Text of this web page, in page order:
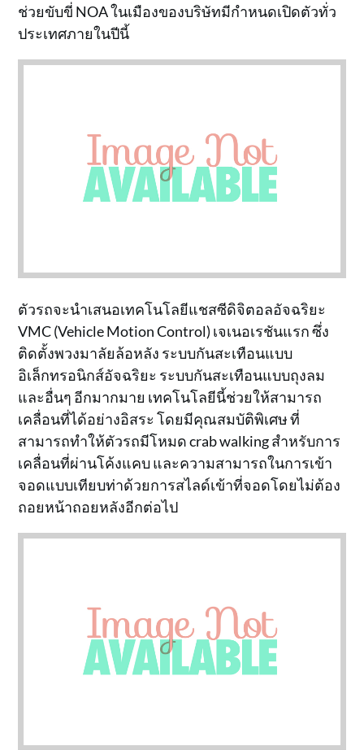
ช่วยขับขี่ NOA ในเมืองของบริษัทมีกำหนดเปิดตัวทั่ว
ประเทศภายในปีนี้
ตัวรถจะนำเสนอเทคโนโลยีแชสซีดิจิตอลอัจฉริยะ
VMC (Vehicle Motion Control) เจเนอเรชันแรก ซึ่ง
ติดตั้งพวงมาลัยล้อหลัง ระบบกันสะเทือนแบบ
อิเล็กทรอนิกส์อัจฉริยะ ระบบกันสะเทือนแบบถุงลม
และอื่นๆ อีกมากมาย เทคโนโลยีนี้ช่วยให้สามารถ
เคลื่อนที่ได้อย่างอิสระ โดยมีคุณสมบัติพิเศษ ที่
สามารถทำให้ตัวรถมีโหมด crab walking สำหรับการ
เคลื่อนที่ผ่านโค้งแคบ และความสามารถในการเข้า
จอดแบบเทียบท่าด้วยการสไลด์เข้าที่จอดโดยไม่ต้อง
ถอยหน้าถอยหลังอีกต่อไป